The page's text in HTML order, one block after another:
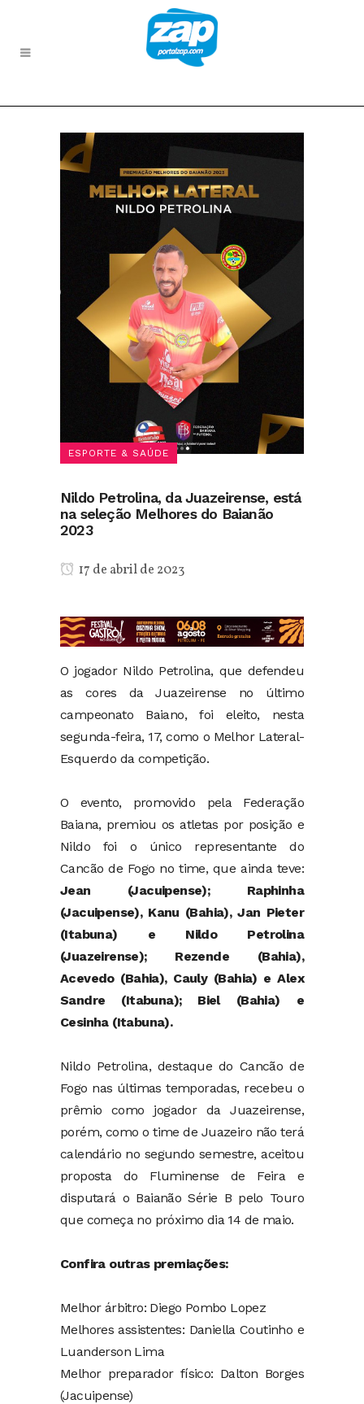
ESPORTE & SAÚDE
Nildo Petrolina, da Juazeirense, está
na seleção Melhores do Baianão
2023
17 de abril de 2023
O jogador Nildo Petrolina, que defendeu
as cores da Juazeirense no último
campeonato Baiano, foi eleito, nesta
segunda-feira, 17, como o Melhor Lateral-
Esquerdo da competição.
O evento, promovido pela Federação
Baiana, premiou os atletas por posição e
Nildo foi o único representante do
Cancão de Fogo no time, que ainda teve:
Jean (Jacuipense); Raphinha
(Jacuipense), Kanu (Bahia), Jan Pieter
(Itabuna) e Nildo Petrolina
(Juazeirense); Rezende (Bahia),
Acevedo (Bahia), Cauly (Bahia) e Alex
Sandre (Itabuna); Biel (Bahia) e
Cesinha (Itabuna).
Nildo Petrolina, destaque do Cancão de
Fogo nas últimas temporadas, recebeu o
prêmio como jogador da Juazeirense,
porém, como o time de Juazeiro não terá
calendário no segundo semestre, aceitou
proposta do Fluminense de Feira e
disputará o Baianão Série B pelo Touro
que começa no próximo dia 14 de maio.
Confira outras premiações:
Melhor árbitro: Diego Pombo Lopez
Melhores assistentes: Daniella Coutinho e
Luanderson Lima
Melhor preparador físico: Dalton Borges
(Jacuipense)